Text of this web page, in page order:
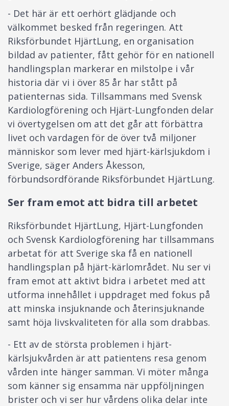
- Det här är ett oerhört glädjande och
välkommet besked från regeringen. Att
Riksförbundet HjärtLung, en organisation
bildad av patienter, fått gehör för en nationell
handlingsplan markerar en milstolpe i vår
historia där vi i över 85 år har stått på
patienternas sida. Tillsammans med Svensk
Kardiologförening och Hjärt-Lungfonden delar
vi övertygelsen om att det går att förbättra
livet och vardagen för de över två miljoner
människor som lever med hjärt-kärlsjukdom i
Sverige, säger Anders Åkesson,
förbundsordförande Riksförbundet HjärtLung.
Ser fram emot att bidra till arbetet
Riksförbundet HjärtLung, Hjärt-Lungfonden
och Svensk Kardiologförening har tillsammans
arbetat för att Sverige ska få en nationell
handlingsplan på hjärt-kärlområdet. Nu ser vi
fram emot att aktivt bidra i arbetet med att
utforma innehållet i uppdraget med fokus på
att minska insjuknande och återinsjuknande
samt höja livskvaliteten för alla som drabbas.
- Ett av de största problemen i hjärt-
kärlsjukvården är att patientens resa genom
vården inte hänger samman. Vi möter många
som känner sig ensamma när uppföljningen
brister och vi ser hur vårdens olika delar inte